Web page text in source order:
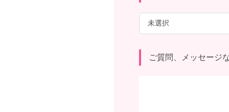
ご質問、メッセージ